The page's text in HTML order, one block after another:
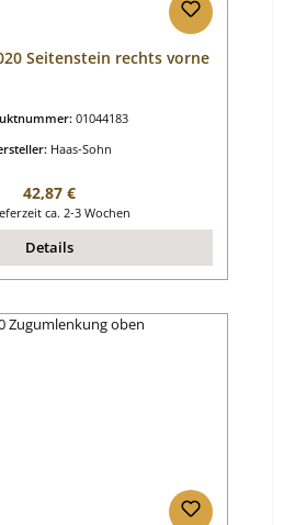
Seitenstein rechts vorne
01044183
Haas-Sohn
Regulärer Preis:
42,87 €
ca. 2-3 Wochen
Details